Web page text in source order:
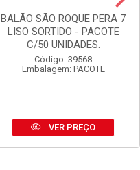
BALÃO SÃO ROQUE PERA 7
LISO SORTIDO - PACOTE
C/50 UNIDADES.
Código: 39568
Embalagem: PACOTE
VER PREÇO